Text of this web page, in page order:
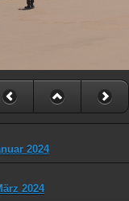
2024
2024